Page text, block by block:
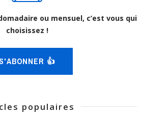
ou mensuel, c’est vous qui
choisissez !
S'ABONNER 👍
populaires